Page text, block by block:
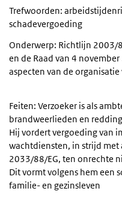
Trefwoorden:
schadevergoeding
Onderwerp: Richtlĳn 2003/
en de Raad van 4
aspecten van de
Feiten: Verzoeker is als
brandweerlieden en
Hij vordert vergoeding van
wachtdiensten, in strijd
2033/88/EG, ten onrechte
Dit vormt volgens hem een
familie- en gezinsleven